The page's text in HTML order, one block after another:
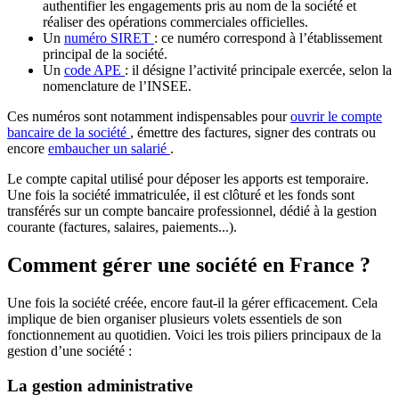
authentifier les engagements pris au nom de la société et
réaliser des opérations commerciales officielles.
Un numéro SIRET : ce numéro correspond à l’établissement
principal de la société.
Un code APE : il désigne l’activité principale exercée, selon la
nomenclature de l’INSEE.
Ces numéros sont notamment indispensables pourouvrir le compte
bancaire de la société , émettre des factures, signer des contrats ou
encore embaucher un salarié .
Le compte capital utilisé pour déposer les apports est temporaire.
Une fois la société immatriculée, il est clôturé et les fonds sont
transférés sur un compte bancaire professionnel, dédié à la gestion
courante (factures, salaires, paiements...).
Comment gérer une société en France ?
Une fois la société créée, encore faut-il la gérer efficacement. Cela
implique de bien organiser plusieurs volets essentiels de son
fonctionnement au quotidien. Voici les trois piliers principaux de la
gestion d’une société :
La gestion administrative